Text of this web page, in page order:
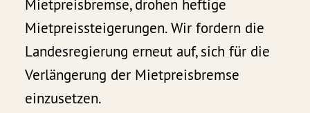
Mietpreisbremse, drohen heftige
Mietpreissteigerungen. Wir fordern die
Landesregierung erneut auf, sich für die
Verlängerung der Mietpreisbremse
einzusetzen.